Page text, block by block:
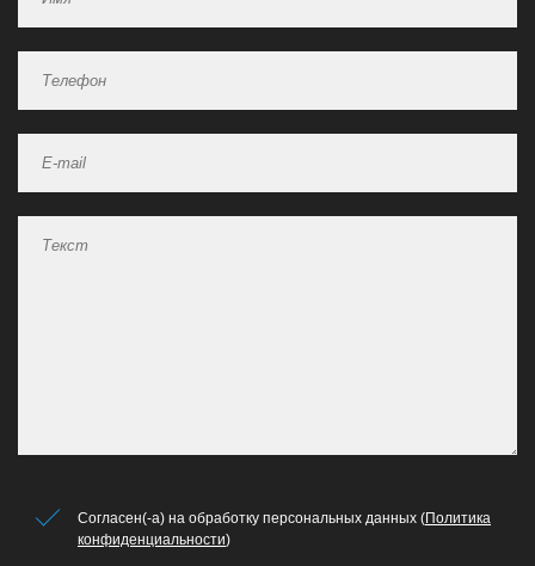
Согласен(-а) на обработку персональных данных (Политика
конфиденциальности)